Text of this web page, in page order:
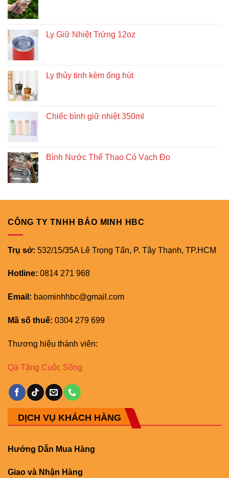
Ly Giữ Nhiệt Trứng 12oz
Ly thủy tinh kèm ống hút
Chiếc bình giữ nhiệt 350ml
Bình Nước Thể Thao Có Vạch Đo
CÔNG TY TNHH BẢO MINH HBC
Trụ sở: 532/15/35A Lê Trọng Tấn, P. Tây Thạnh, TP.HCM
Hotline: 0814 271 968
Email: baominhhbc@gmail.com
Mã số thuế: 0304 279 699
Thương hiệu thành viên:
Qà Tặng Cuộc Sống
DỊCH VỤ KHÁCH HÀNG
Hướng Dẫn Mua Hàng
Giao và Nhận Hàng